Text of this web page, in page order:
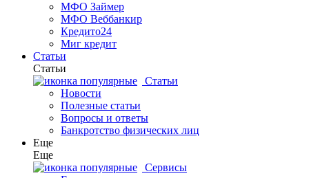
МФО Займер
МФО Веббанкир
Кредито24
Миг кредит
Статьи
Статьи
Статьи
Новости
Полезные статьи
Вопросы и ответы
Банкротство физических лиц
Еще
Еще
Сервисы